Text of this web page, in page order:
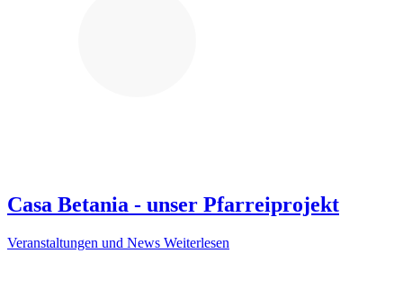
Casa Betania - unser Pfarreiprojekt
Veranstaltungen und News Weiterlesen